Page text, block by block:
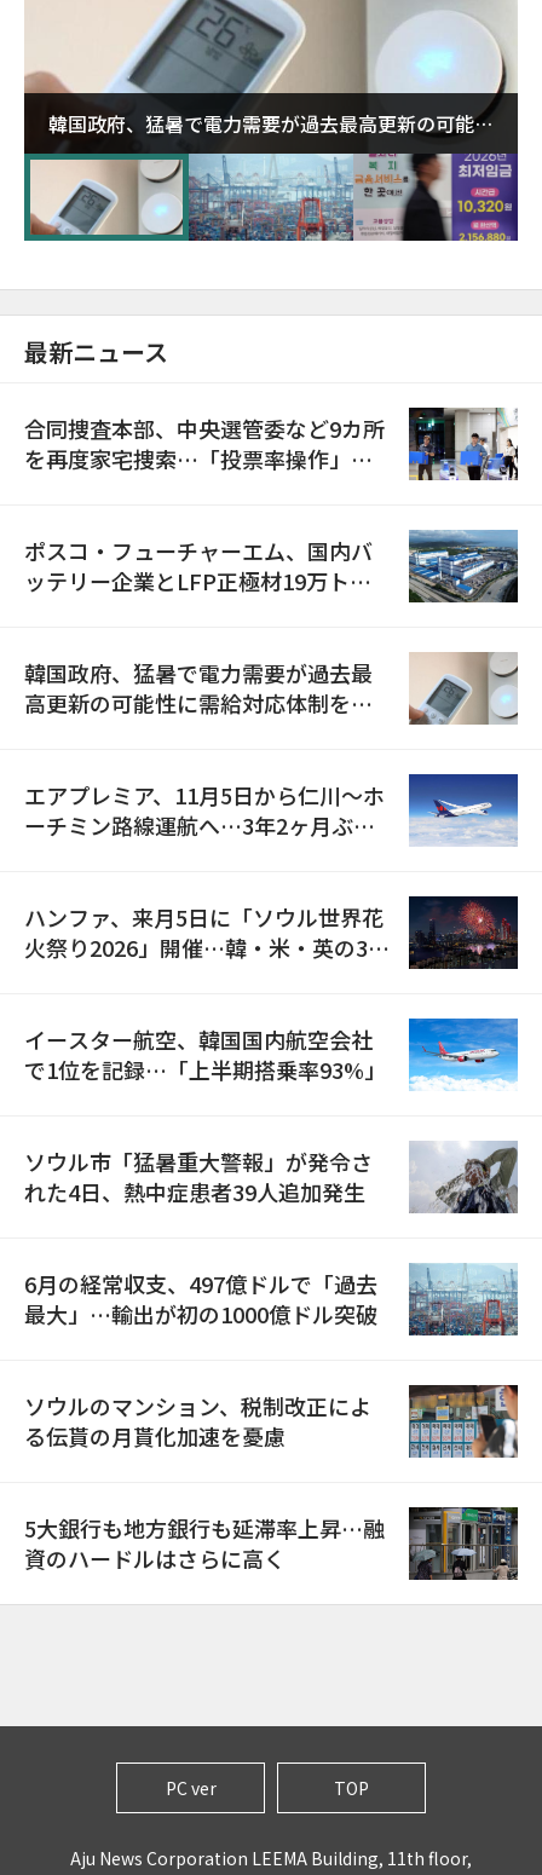
韓国政府、猛暑で電力需要が過去最高更新の可能性
に需給対応体制を点検
最新ニュース
合同捜査本部、中央選管委など9カ所
を再度家宅捜索…「投票率操作」の
ポスコ・フューチャーエム、国内バ
ッテリー企業とLFP正極材19万トン
韓国政府、猛暑で電力需要が過去最
高更新の可能性に需給対応体制を点
エアプレミア、11月5日から仁川〜ホ
ーチミン路線運航へ…3年2ヶ月ぶり
ハンファ、来月5日に「ソウル世界花
火祭り2026」開催…韓・米・英の3カ
イースター航空、韓国国内航空会社
で1位を記録…「上半期搭乗率93%」
ソウル市「猛暑重大警報」が発令さ
れた4日、熱中症患者39人追加発生
6月の経常収支、497億ドルで「過去
最大」…輸出が初の1000億ドル突破
ソウルのマンション、税制改正によ
る伝貰の月貰化加速を憂慮
5大銀行も地方銀行も延滞率上昇…融
資のハードルはさらに高く
PC ver TOP
Aju News Corporation LEEMA Building, 11th floor,